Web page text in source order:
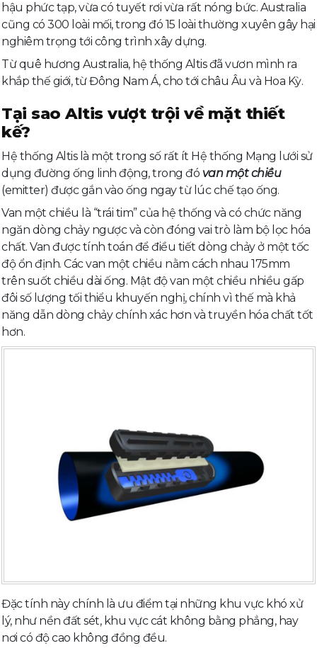
hậu phức tạp, vừa có tuyết rơi vừa rất nóng bức. Australia
cũng có 300 loài mối, trong đó 15 loài thường xuyên gây hại
nghiêm trọng tới công trình xây dựng.
Từ quê hương Australia, hệ thống Altis đã vươn mình ra
khắp thế giới, từ Đông Nam Á, cho tới châu Âu và Hoa Kỳ.
Tại sao Altis vượt trội về mặt thiết
kế?
Hệ thống Altis là một trong số rất ít Hệ thống Mạng lưới sử
dụng đường ống linh động, trong đó van một chiều
(emitter) được gắn vào ống ngay từ lúc chế tạo ống.
Van một chiều là “trái tim” của hệ thống và có chức năng
ngăn dòng chảy ngược và còn đóng vai trò làm bộ lọc hóa
chất. Van được tính toán để điều tiết dòng chảy ở một tốc
độ ổn định. Các van một chiều nằm cách nhau 175mm
trên suốt chiều dài ống. Mật độ van một chiều nhiều gấp
đôi số lượng tối thiểu khuyến nghị, chính vì thế mà khả
năng dẫn dòng chảy chính xác hơn và truyền hóa chất tốt
hơn.
Đặc tính này chính là ưu điểm tại những khu vực khó xử
lý, như nền đất sét, khu vực cát không bằng phẳng, hay
nơi có độ cao không đồng đều.